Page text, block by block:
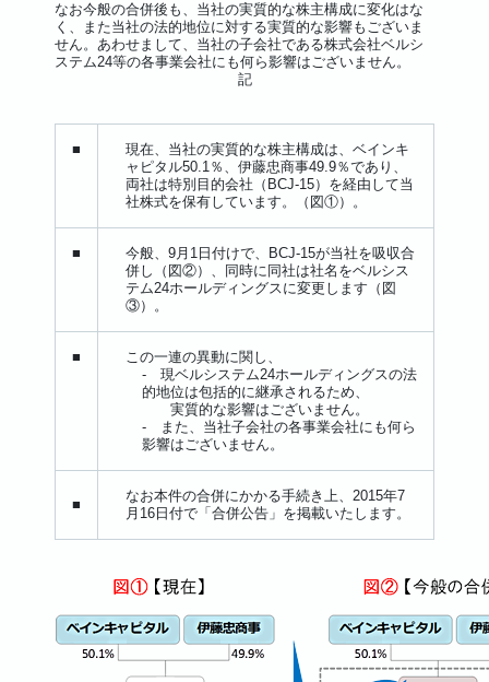
なお今般の合併後も、当社の実質的な株主構成に変化はな
く、また当社の法的地位に対する実質的な影響もございま
せん。あわせまして、当社の子会社である株式会社ベルシ
ステム24等の各事業会社にも何ら影響はございません。
記
■
現在、当社の実質的な株主構成は、ベインキ
ャピタル50.1％、伊藤忠商事49.9％であり、
両社は特別目的会社（BCJ-15）を経由して当
社株式を保有しています。（図①）。
■
今般、9月1日付けで、BCJ-15が当社を吸収合
併し（図②）、同時に同社は社名をベルシス
テム24ホールディングスに変更します（図
③）。
■
この一連の異動に関し、
- 現ベルシステム24ホールディングスの法
的地位は包括的に継承されるため、
実質的な影響はございません。
- また、当社子会社の各事業会社にも何ら
影響はございません。
■
なお本件の合併にかかる手続き上、2015年7
月16日付で「合併公告」を掲載いたします。